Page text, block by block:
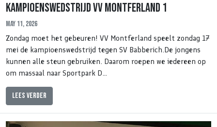
Kampioenswedstrijd VV Montferland 1
May 11, 2026
Zondag moet het gebeuren! VV Montferland speelt zondag 17
mei de kampioenswedstrijd tegen SV Babberich.De jongens
kunnen alle steun gebruiken. Daarom roepen we iedereen op
om massaal naar Sportpark D…
Lees verder